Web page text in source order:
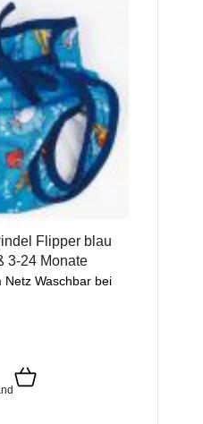
Flipper blau
3-24 Monate
Netz Waschbar bei